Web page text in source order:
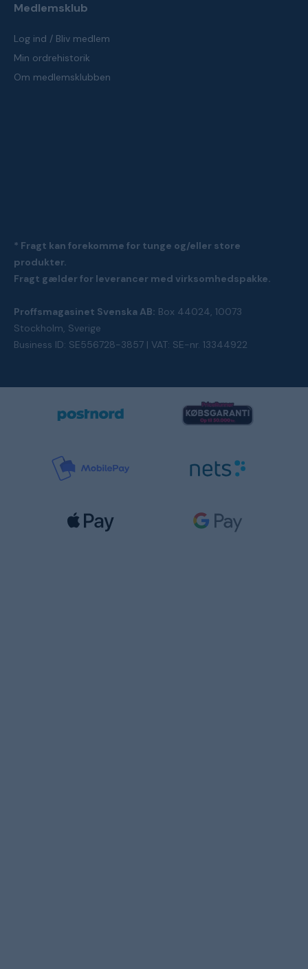
Medlemsklub
Log ind / Bliv medlem
Min ordrehistorik
Om medlemsklubben
* Fragt kan forekomme for tunge og/eller store
produkter.
Fragt gælder for leverancer med virksomhedspakke.
Proffsmagasinet Svenska AB: Box 44024, 10073
Stockholm, Sverige
Business ID: SE556728-3857 | VAT: SE-nr. 13344922